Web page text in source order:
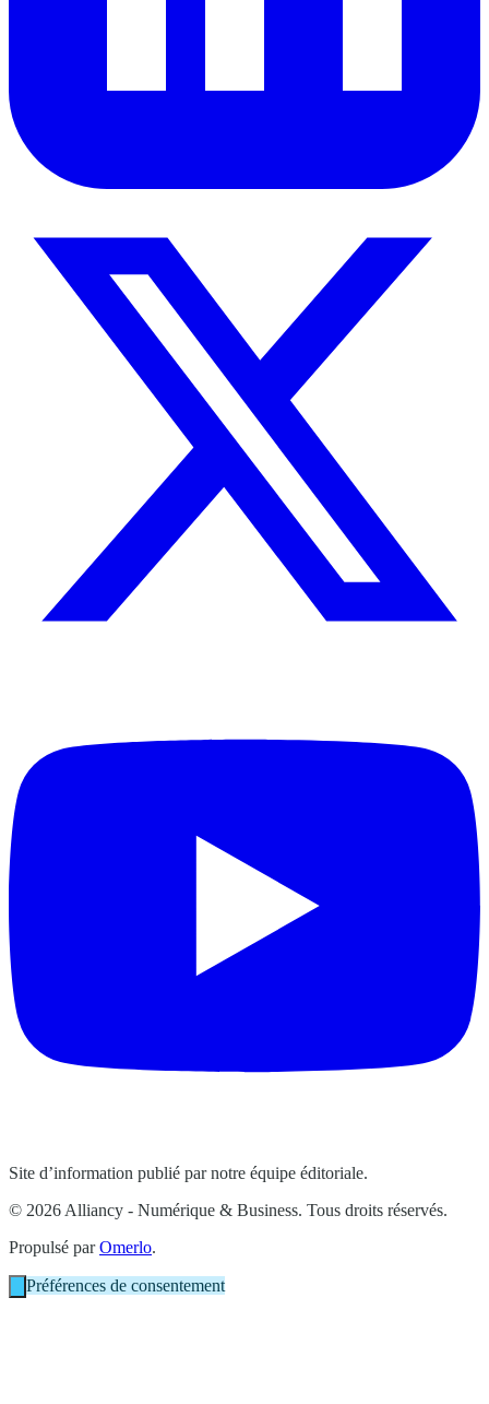
Site d’information publié par notre équipe éditoriale.
© 2026 Alliancy - Numérique & Business. Tous droits réservés.
Propulsé parOmerlo.
Préférences de consentement